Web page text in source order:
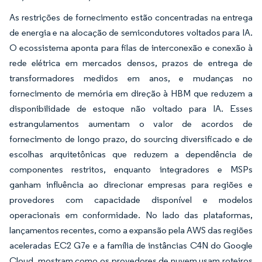
As restrições de fornecimento estão concentradas na entrega
de energia e na alocação de semicondutores voltados para IA.
O ecossistema aponta para filas de interconexão e conexão à
rede elétrica em mercados densos, prazos de entrega de
transformadores medidos em anos, e mudanças no
fornecimento de memória em direção à HBM que reduzem a
disponibilidade de estoque não voltado para IA. Esses
estrangulamentos aumentam o valor de acordos de
fornecimento de longo prazo, do sourcing diversificado e de
escolhas arquitetônicas que reduzem a dependência de
componentes restritos, enquanto integradores e MSPs
ganham influência ao direcionar empresas para regiões e
provedores com capacidade disponível e modelos
operacionais em conformidade. No lado das plataformas,
lançamentos recentes, como a expansão pela AWS das regiões
aceleradas EC2 G7e e a família de instâncias C4N do Google